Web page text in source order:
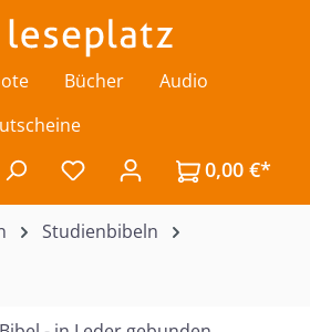
Bücher
Audio
Du hast 0 Produkte auf
0,00 €*
Studienbibeln